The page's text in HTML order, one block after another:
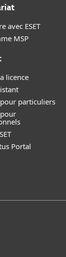
avec ESET
MSP
licence
particuliers
Portal